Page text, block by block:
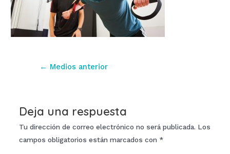
Navegación
← Medios anterior
Deja una respuesta
Tu dirección de correo electrónico no será publicada. Los
campos obligatorios están marcados con *